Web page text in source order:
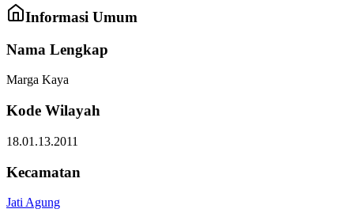
Informasi Umum
Nama Lengkap
Marga Kaya
Kode Wilayah
18.01.13.2011
Kecamatan
Jati Agung